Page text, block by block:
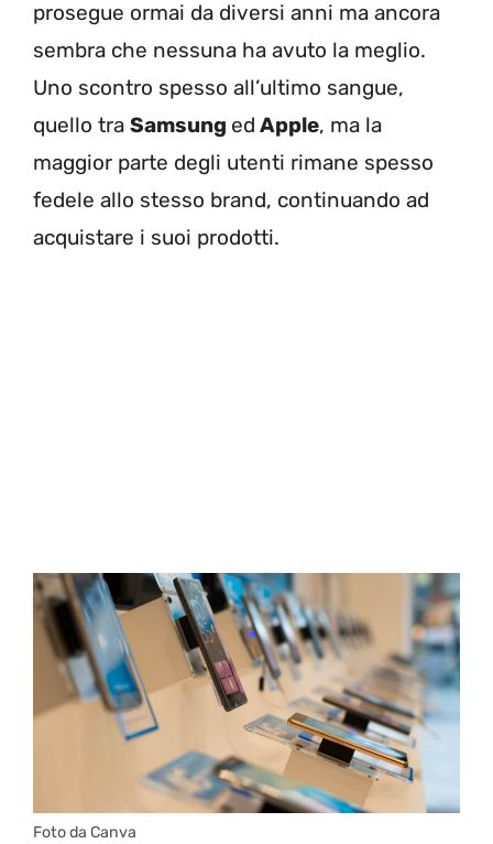
prosegue ormai da diversi anni ma ancora
sembra che nessuna ha avuto la meglio.
Uno scontro spesso all’ultimo sangue,
quello tra Samsung ed Apple, ma la
maggior parte degli utenti rimane spesso
fedele allo stesso brand, continuando ad
acquistare i suoi prodotti.
Foto da Canva